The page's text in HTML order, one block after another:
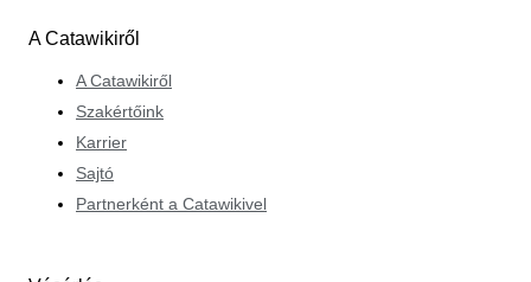
A Catawikiről
A Catawikiről
Szakértőink
Karrier
Sajtó
Partnerként a Catawikivel